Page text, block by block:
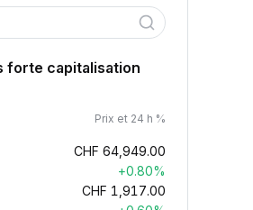
forte capitalisation
Prix et 24 h %
CHF 64,949.00
+0.80%
CHF 1,917.00